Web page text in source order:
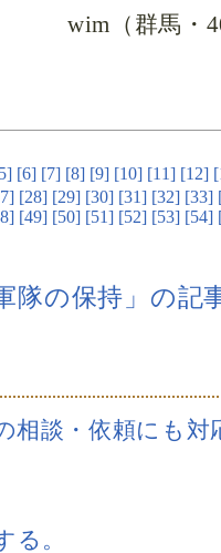
wim（群馬・
[6] [7] [8] [9] [10] [11] [12]
[28] [29] [30] [31] [32] [33]
[49] [50] [51] [52] [53] [54]
隊の保持」の記
相談・依頼にも
る。